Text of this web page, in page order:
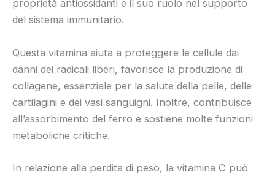
proprietà antiossidanti e il suo ruolo nel supporto
del sistema immunitario.
Questa vitamina aiuta a proteggere le cellule dai
danni dei radicali liberi, favorisce la produzione di
collagene, essenziale per la salute della pelle, delle
cartilagini e dei vasi sanguigni. Inoltre, contribuisce
all’assorbimento del ferro e sostiene molte funzioni
metaboliche critiche.
In relazione alla perdita di peso, la vitamina C può